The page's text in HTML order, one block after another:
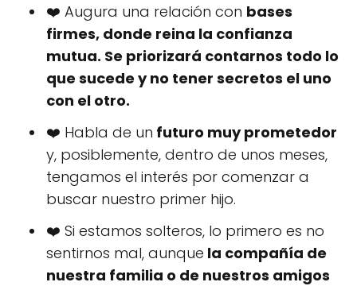
❤️ Augura una relación con bases
firmes, donde reina la confianza
mutua. Se priorizará contarnos todo lo
que sucede y no tener secretos el uno
con el otro.
❤️ Habla de un futuro muy prometedor
y, posiblemente, dentro de unos meses,
tengamos el interés por comenzar a
buscar nuestro primer hijo.
❤️ Si estamos solteros, lo primero es no
sentirnos mal, aunque la compañía de
nuestra familia o de nuestros amigos